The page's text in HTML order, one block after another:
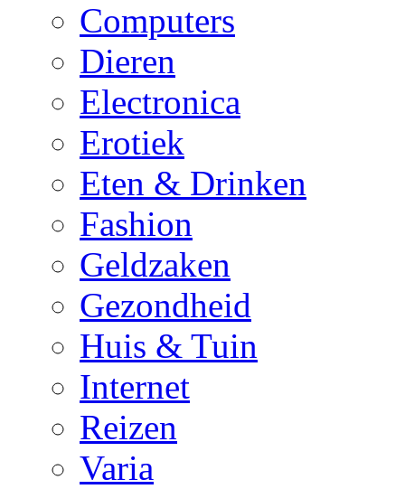
Computers
Dieren
Electronica
Erotiek
Eten & Drinken
Fashion
Geldzaken
Gezondheid
Huis & Tuin
Internet
Reizen
Varia